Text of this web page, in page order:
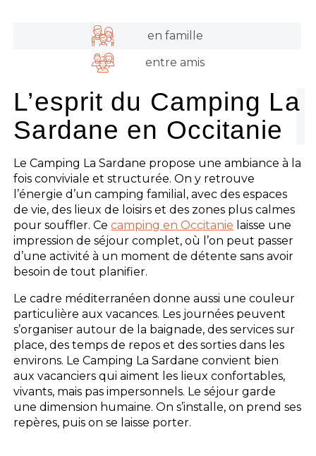
en famille
entre amis
L’esprit du Camping La
Sardane en Occitanie
Le Camping La Sardane propose une ambiance à la
fois conviviale et structurée. On y retrouve
l’énergie d’un camping familial, avec des espaces
de vie, des lieux de loisirs et des zones plus calmes
pour souffler. Cecamping en Occitanie laisse une
impression de séjour complet, où l’on peut passer
d’une activité à un moment de détente sans avoir
besoin de tout planifier.
Le cadre méditerranéen donne aussi une couleur
particulière aux vacances. Les journées peuvent
s’organiser autour de la baignade, des services sur
place, des temps de repos et des sorties dans les
environs. Le Camping La Sardane convient bien
aux vacanciers qui aiment les lieux confortables,
vivants, mais pas impersonnels. Le séjour garde
une dimension humaine. On s’installe, on prend ses
repères, puis on se laisse porter.